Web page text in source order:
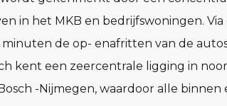
in het MKB en bedrijfswoningen.
de op- enafritten van de
kent een zeercentrale ligging in
-Nijmegen, waardoor alle